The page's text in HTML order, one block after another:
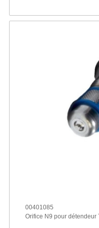
00401085
Orifice N9 pour détendeur